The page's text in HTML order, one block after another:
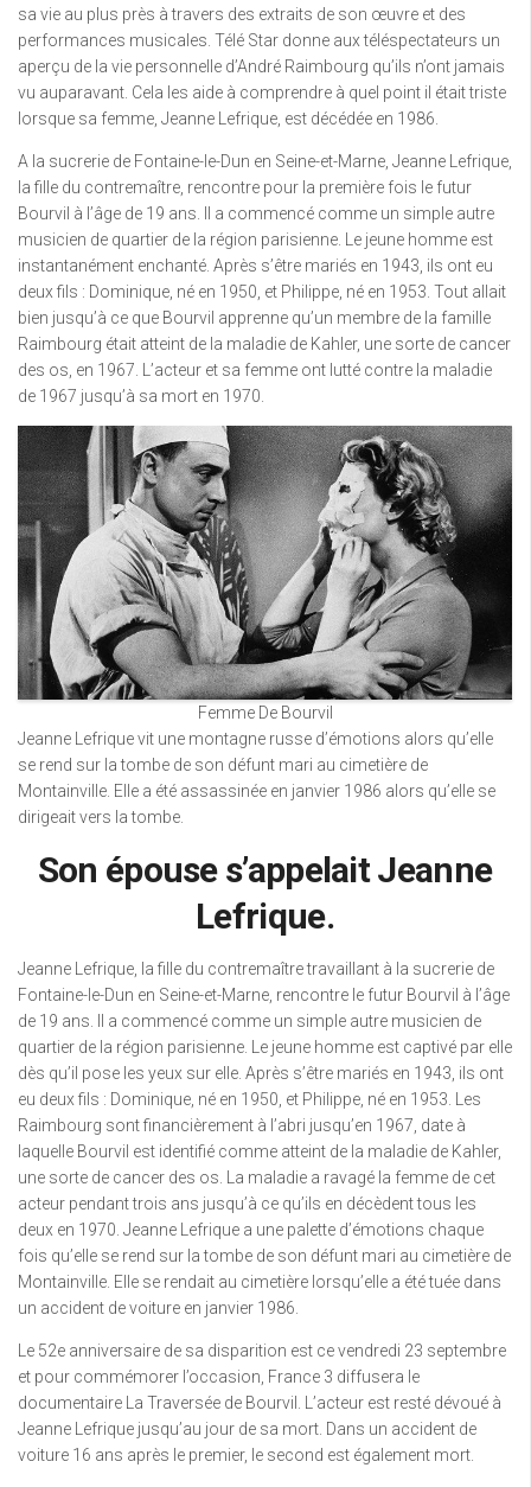
sa vie au plus près à travers des extraits de son œuvre et des
performances musicales. Télé Star donne aux téléspectateurs un
aperçu de la vie personnelle d’André Raimbourg qu’ils n’ont jamais
vu auparavant. Cela les aide à comprendre à quel point il était triste
lorsque sa femme, Jeanne Lefrique, est décédée en 1986.
A la sucrerie de Fontaine-le-Dun en Seine-et-Marne, Jeanne Lefrique,
la fille du contremaître, rencontre pour la première fois le futur
Bourvil à l’âge de 19 ans. Il a commencé comme un simple autre
musicien de quartier de la région parisienne. Le jeune homme est
instantanément enchanté. Après s’être mariés en 1943, ils ont eu
deux fils : Dominique, né en 1950, et Philippe, né en 1953. Tout allait
bien jusqu’à ce que Bourvil apprenne qu’un membre de la famille
Raimbourg était atteint de la maladie de Kahler, une sorte de cancer
des os, en 1967. L’acteur et sa femme ont lutté contre la maladie
de 1967 jusqu’à sa mort en 1970.
Femme De Bourvil
Jeanne Lefrique vit une montagne russe d’émotions alors qu’elle
se rend sur la tombe de son défunt mari au cimetière de
Montainville. Elle a été assassinée en janvier 1986 alors qu’elle se
dirigeait vers la tombe.
Son épouse s’appelait Jeanne
Lefrique.
Jeanne Lefrique, la fille du contremaître travaillant à la sucrerie de
Fontaine-le-Dun en Seine-et-Marne, rencontre le futur Bourvil à l’âge
de 19 ans. Il a commencé comme un simple autre musicien de
quartier de la région parisienne. Le jeune homme est captivé par elle
dès qu’il pose les yeux sur elle. Après s’être mariés en 1943, ils ont
eu deux fils : Dominique, né en 1950, et Philippe, né en 1953. Les
Raimbourg sont financièrement à l’abri jusqu’en 1967, date à
laquelle Bourvil est identifié comme atteint de la maladie de Kahler,
une sorte de cancer des os. La maladie a ravagé la femme de cet
acteur pendant trois ans jusqu’à ce qu’ils en décèdent tous les
deux en 1970. Jeanne Lefrique a une palette d’émotions chaque
fois qu’elle se rend sur la tombe de son défunt mari au cimetière de
Montainville. Elle se rendait au cimetière lorsqu’elle a été tuée dans
un accident de voiture en janvier 1986.
Le 52e anniversaire de sa disparition est ce vendredi 23 septembre
et pour commémorer l’occasion, France 3 diffusera le
documentaire La Traversée de Bourvil. L’acteur est resté dévoué à
Jeanne Lefrique jusqu’au jour de sa mort. Dans un accident de
voiture 16 ans après le premier, le second est également mort.